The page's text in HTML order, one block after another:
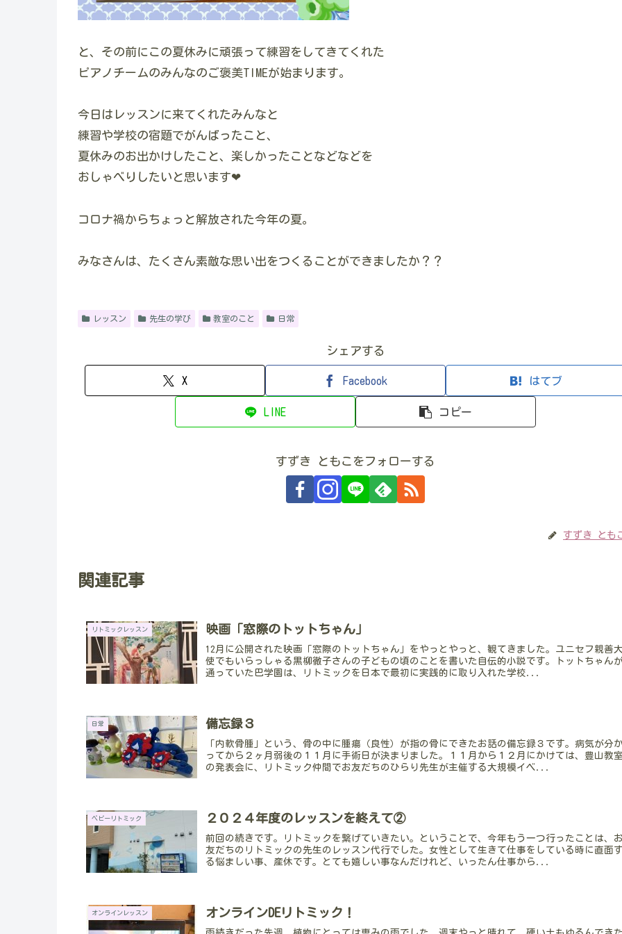
と、その前にこの夏休みに頑張って練習をしてきてくれた
ピアノチームのみんなのご褒美TIMEが始まります。
今日はレッスンに来てくれたみんなと
練習や学校の宿題でがんばったこと、
夏休みのお出かけしたこと、楽しかったことなどなどを
おしゃべりしたいと思います❤
コロナ禍からちょっと解放された今年の夏。
みなさんは、たくさん素敵な思い出をつくることができましたか？？
レッスン 先生の学び 教室のこと 日常
シェアする
X Facebook はてブ
LINE コピー
すずき ともこをフォローする
すずき とも
関連記事
リトミックレッスン 映画「窓際のトットちゃん」
12月に公開された映画「窓際のトットちゃん」をやっとやっと、観てきました。ユニセフ親善
使でもいらっしゃる黒柳徹子さんの子どもの頃のことを書いた自伝的小説です。トットちゃん
通っていた巴学園は、リトミックを日本で最初に実践的に取り入れた学校...
日常 備忘録３
「内軟骨腫」という、骨の中に腫瘍（良性）が指の骨にできたお話の備忘録３です。病気が分
ってから２ヶ月弱後の１１月に手術日が決まりました。１１月から１２月にかけては、豊山教
の発表会に、リトミック仲間でお友だちのひらり先生が主催する大規模イベ...
ベビーリトミック ２０２４年度のレッスンを終えて②
前回の続きです。リトミックを繋げていきたい。ということで、今年もう一つ行ったことは、
友だちのリトミックの先生のレッスン代行でした。女性として生きて仕事をしている時に直面
る悩ましい事、産休です。とても嬉しい事なんだけれど、いったん仕事から...
オンラインレッスン オンラインDEリトミック！